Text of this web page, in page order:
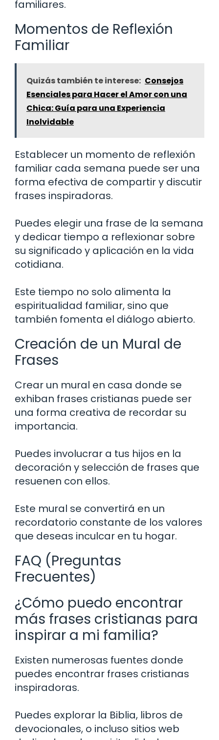
familiares.
Momentos de Reflexión
Familiar
Quizás también te interese: Consejos
Esenciales para Hacer el Amor con una
Chica: Guía para una Experiencia
Inolvidable
Establecer un momento de reflexión
familiar cada semana puede ser una
forma efectiva de compartir y discutir
frases inspiradoras.
Puedes elegir una frase de la semana
y dedicar tiempo a reflexionar sobre
su significado y aplicación en la vida
cotidiana.
Este tiempo no solo alimenta la
espiritualidad familiar, sino que
también fomenta el diálogo abierto.
Creación de un Mural de
Frases
Crear un mural en casa donde se
exhiban frases cristianas puede ser
una forma creativa de recordar su
importancia.
Puedes involucrar a tus hijos en la
decoración y selección de frases que
resuenen con ellos.
Este mural se convertirá en un
recordatorio constante de los valores
que deseas inculcar en tu hogar.
FAQ (Preguntas
Frecuentes)
¿Cómo puedo encontrar
más frases cristianas para
inspirar a mi familia?
Existen numerosas fuentes donde
puedes encontrar frases cristianas
inspiradoras.
Puedes explorar la Biblia, libros de
devocionales, o incluso sitios web